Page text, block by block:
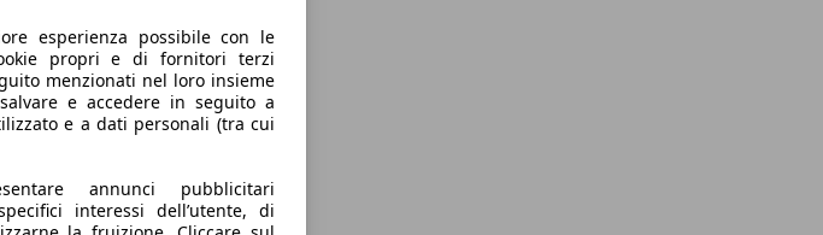
esperienza possibile con le
propri e di fornitori terzi
menzionati nel loro insieme
e accedere in seguito a
e a dati personali (tra cui
annunci pubblicitari
interessi dell’utente, di